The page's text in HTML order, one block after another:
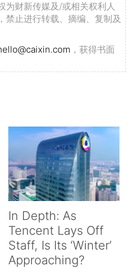
为财新传媒及/或相关权利人
禁止进行转载、摘编、复制及
，获得书面
In Depth: As
Tencent Lays Off
Staff, Is Its ‘Winter’
Approaching?